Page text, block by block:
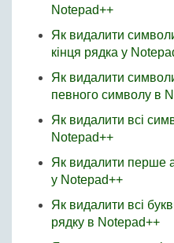
Notepad++
Як видалити
кінця рядка у
Як видалити
певного символу в
Як видалити всі
Notepad++
Як видалити перше
у Notepad++
Як видалити всі
рядку в Notepad++